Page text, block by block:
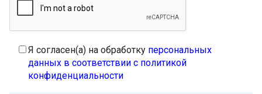
Я согласен(а) на обработку персональных
данных в соответствии с политикой
конфиденциальности